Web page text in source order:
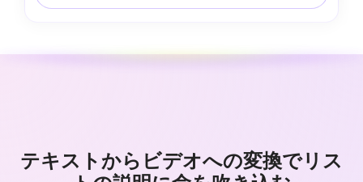
テキストからビデオへの変換でリス